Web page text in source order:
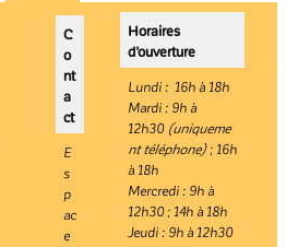
C
o
nt
a
ct
E
s
p
ac
e
Horaires
d’ouverture
Lundi : 16h à 18h
Mardi : 9h à
12h30 (uniqueme
nt téléphone); 16h
à 18h
Mercredi : 9h à
12h30 ; 14h à 18h
Jeudi : 9h à 12h30